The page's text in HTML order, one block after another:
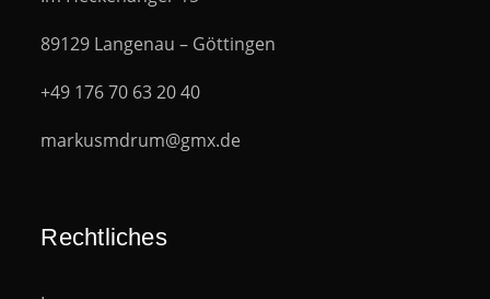
89129 Langenau – Göttingen
+49 176 70 63 20 40
markusmdrum@gmx.de
Rechtliches